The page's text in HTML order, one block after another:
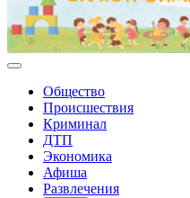
Общество
Происшествия
Криминал
ДТП
Экономика
Афиша
Развлечения